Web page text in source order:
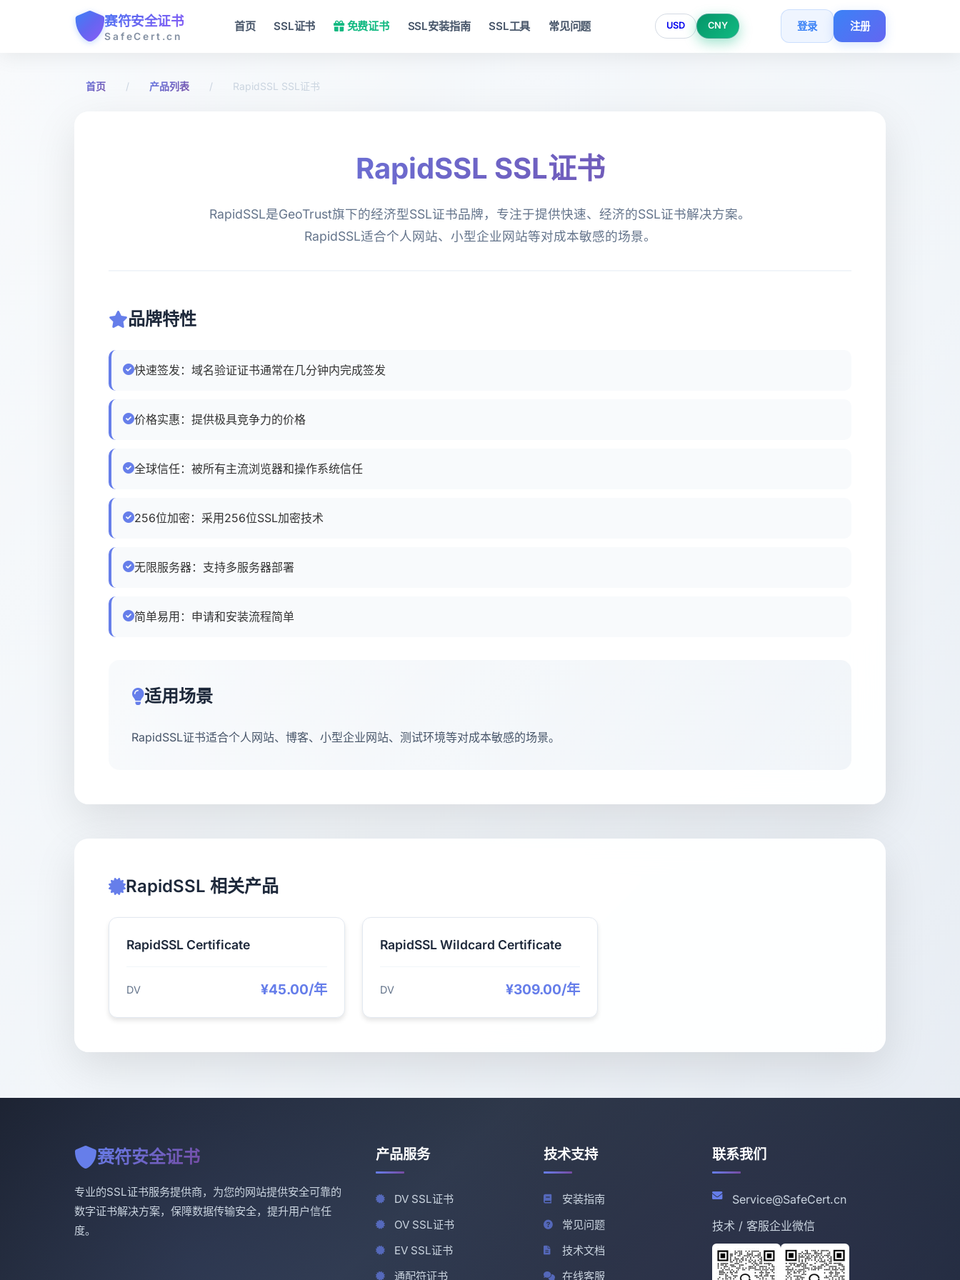
赛符安全证书
SafeCert.cn
首页 SSL证书 免费证书 SSL安装指南 SSL工具 常见问题 USD CNY 登录 注册
首页 / 产品列表 / RapidSSL SSL证书
RapidSSL SSL证书
RapidSSL是GeoTrust旗下的经济型SSL证书品牌，专注于提供快速、经济的SSL证书解决方案。
RapidSSL适合个人网站、小型企业网站等对成本敏感的场景。
品牌特性
快速签发：域名验证证书通常在几分钟内完成签发
价格实惠：提供极具竞争力的价格
全球信任：被所有主流浏览器和操作系统信任
256位加密：采用256位SSL加密技术
无限服务器：支持多服务器部署
简单易用：申请和安装流程简单
适用场景
RapidSSL证书适合个人网站、博客、小型企业网站、测试环境等对成本敏感的场景。
RapidSSL 相关产品
RapidSSL Certificate
DV ¥45.00/年
RapidSSL Wildcard Certificate
DV ¥309.00/年
赛符安全证书
专业的SSL证书服务提供商，为您的网站提供安全可靠的
数字证书解决方案，保障数据传输安全，提升用户信任
度。
产品服务
DV SSL证书
OV SSL证书
EV SSL证书
通配符证书
技术支持
安装指南
常见问题
技术文档
在线客服
联系我们
Service@SafeCert.cn
技术 / 客服企业微信